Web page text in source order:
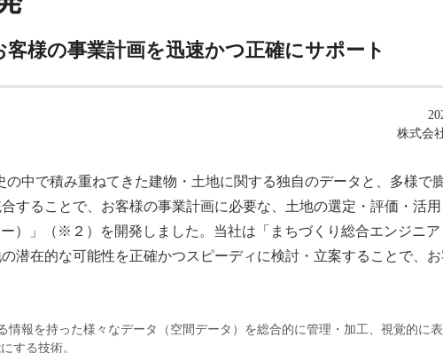
様の事業計画を迅速かつ正確にサポート
株式会
中で積み重ねてきた建物・土地に関する独自のデータと、多様で
することで、お客様の事業計画に必要な、土地の選定・評価・活用
）」（※２）を開発しました。当社は「まちづくり総合エンジニア
潜在的な可能性を正確かつスピーディに検討・立案することで、
情報を持った様々なデータ（空間データ）を総合的に管理・加⼯、視覚的に
する技術。